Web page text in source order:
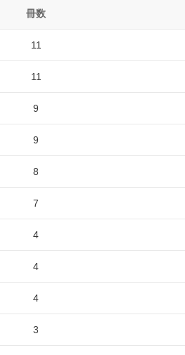
冊数
11
11
9
9
8
7
4
4
4
3